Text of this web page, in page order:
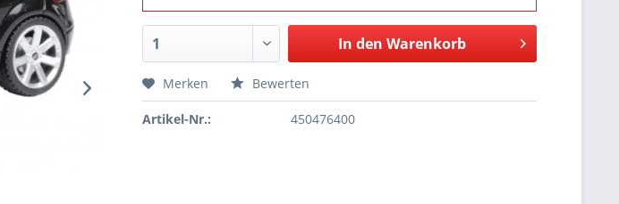
In den Warenkorb
Merken Bewerten
Artikel-Nr.: 450476400